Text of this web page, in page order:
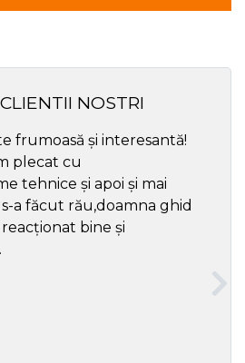
NOSTRI
frumoasă și interesantă!
plecat cu
tehnice și apoi și mai
a făcut rău,doamna ghid
bine și